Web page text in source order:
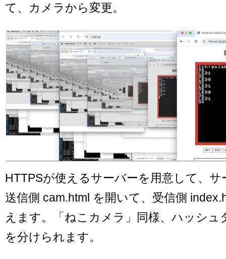
て、カメラから変更。
HTTPSが使えるサーバーを用意して、サ
送信側 cam.html を開いて、受信側
えます。「ねこカメラ」同様、ハッシュ
を分けられます。